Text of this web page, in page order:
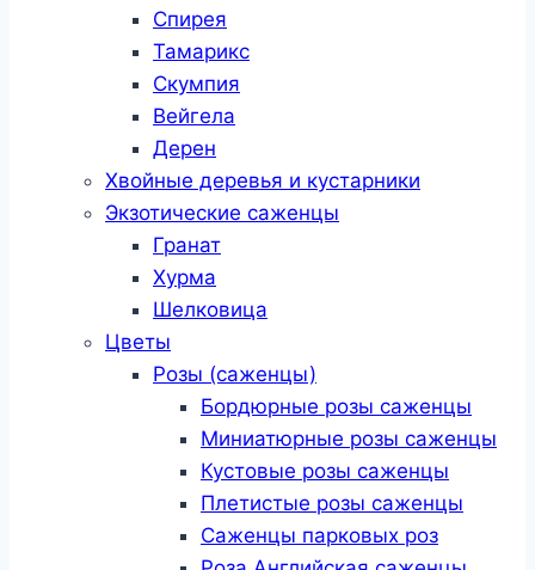
Спирея
Тамарикс
Скумпия
Вейгела
Дерен
Хвойные деревья и кустарники
Экзотические саженцы
Гранат
Хурма
Шелковица
Цветы
Розы (саженцы)
Бордюрные розы саженцы
Миниатюрные розы саженцы
Кустовые розы саженцы
Плетистые розы саженцы
Саженцы парковых роз